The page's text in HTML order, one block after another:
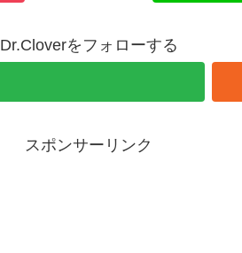
Dr.Cloverをフォローする
スポンサーリンク